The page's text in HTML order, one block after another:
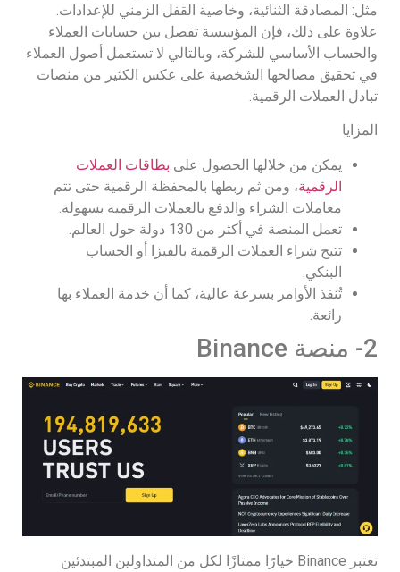
مثل: المصادقة الثنائية، وخاصية القفل الزمني للإعدادات.
علاوة على ذلك، فإن المؤسسة تفصل بين حسابات العملاء
والحساب الأساسي للشركة، وبالتالي لا تستعمل أصول العملاء
في تحقيق مصالحها الشخصية على عكس الكثير من منصات
تبادل العملات الرقمية.
المزايا
يمكن من خلالها الحصول على بطاقات العملات
الرقمية، ومن ثم ربطها بالمحفظة الرقمية حتى تتم
معاملات الشراء والدفع بالعملات الرقمية بسهولة.
تعمل المنصة في أكثر من 130 دولة حول العالم.
تتيح شراء العملات الرقمية بالفيزا أو الحساب
البنكي.
تُنفذ الأوامر بسرعة عالية، كما أن خدمة العملاء بها
رائعة.
2- منصة Binance
تعتبر Binance خيارًا ممتازًا لكل من المتداولين المبتدئين